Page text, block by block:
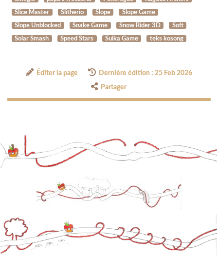
Slice Master Slitherio Slope Slope Game
Slope Unblocked Snake Game Snow Rider 3D Soft
Solar Smash Speed Stars Suika Game teks kosong
Éditer la page Dernière édition : 25 Feb 2026
Partager